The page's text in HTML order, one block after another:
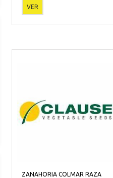
VER
ZANAHORIA COLMAR RAZA